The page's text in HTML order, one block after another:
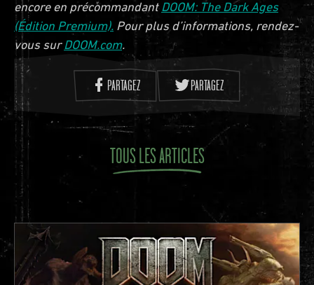
encore en précommandantDOOM: The Dark Ages
(Édition Premium). Pour plus d’informations, rendez-
vous surDOOM.com.
PARTAGEZ PARTAGEZ
TOUS LES ARTICLES